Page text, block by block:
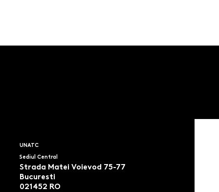
UNATC
Sediul Central
Strada Matei Voievod 75-77
Bucuresti
021452 RO